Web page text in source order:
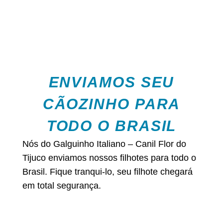
ENVIAMOS SEU
CÃOZINHO PARA
TODO O BRASIL
Nós do Galguinho Italiano – Canil Flor do
Tijuco enviamos nossos filhotes para todo o
Brasil. Fique tranqui-lo, seu filhote chegará
em total segurança.